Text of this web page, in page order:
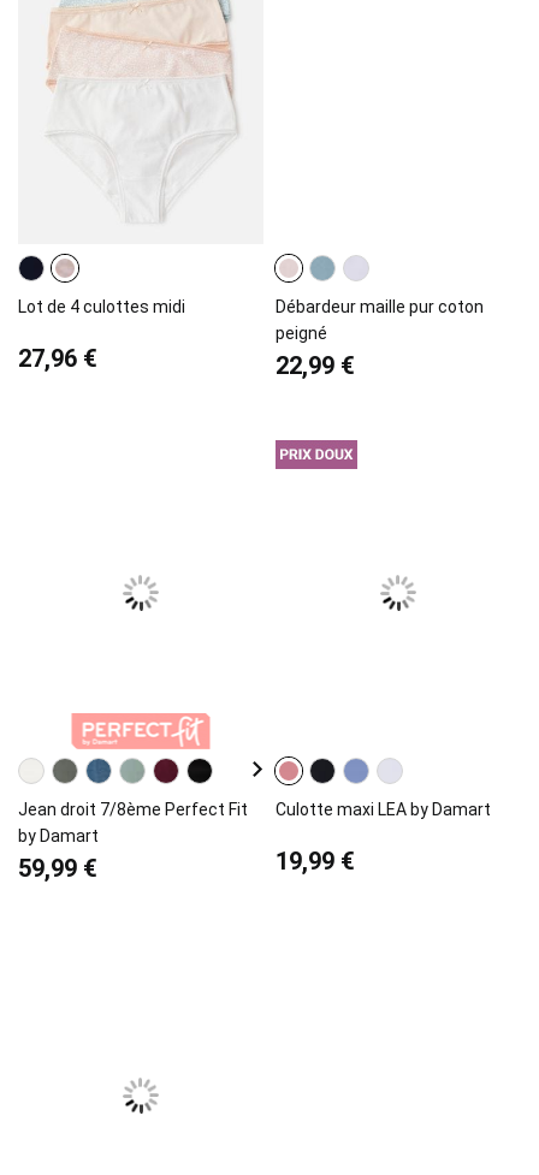
Lot de 4 culottes midi
27,96 €
Débardeur maille pur coton
peigné
22,99 €
Jean droit 7/8ème Perfect Fit
by Damart
59,99 €
Culotte maxi LEA by Damart
19,99 €